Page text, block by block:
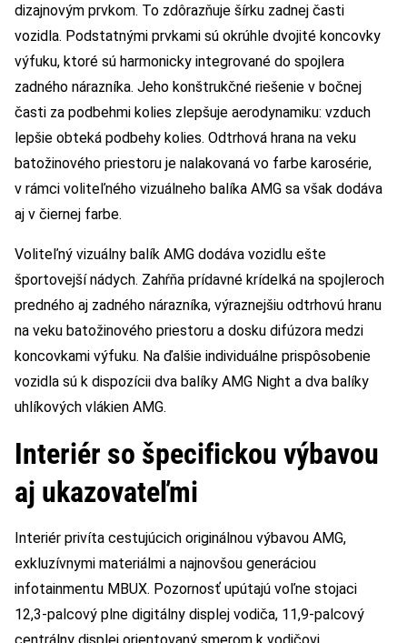
dizajnovým prvkom. To zdôrazňuje šírku zadnej časti
vozidla. Podstatnými prvkami sú okrúhle dvojité koncovky
výfuku, ktoré sú harmonicky integrované do spojlera
zadného nárazníka. Jeho konštrukčné riešenie v bočnej
časti za podbehmi kolies zlepšuje aerodynamiku: vzduch
lepšie obteká podbehy kolies. Odtrhová hrana na veku
batožinového priestoru je nalakovaná vo farbe karosérie,
v rámci voliteľného vizuálneho balíka AMG sa však dodáva
aj v čiernej farbe.
Voliteľný vizuálny balík AMG dodáva vozidlu ešte
športovejší nádych. Zahŕňa prídavné krídelká na spojleroch
predného aj zadného nárazníka, výraznejšiu odtrhovú hranu
na veku batožinového priestoru a dosku difúzora medzi
koncovkami výfuku. Na ďalšie individuálne prispôsobenie
vozidla sú k dispozícii dva balíky AMG Night a dva balíky
uhlíkových vlákien AMG.
Interiér so špecifickou výbavou
aj ukazovateľmi
Interiér privíta cestujúcich originálnou výbavou AMG,
exkluzívnymi materiálmi a najnovšou generáciou
infotainmentu MBUX. Pozornosť upútajú voľne stojaci
12,3-palcový plne digitálny displej vodiča, 11,9-palcový
centrálny displej orientovaný smerom k vodičovi